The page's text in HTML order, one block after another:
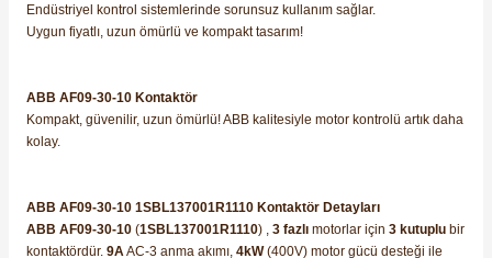
Endüstriyel kontrol sistemlerinde sorunsuz kullanım sağlar.
Uygun fiyatlı, uzun ömürlü ve kompakt tasarım!
ABB AF09-30-10 Kontaktör
Kompakt, güvenilir, uzun ömürlü! ABB kalitesiyle motor kontrolü artık daha
kolay.
ABB AF09-30-10 1SBL137001R1110 Kontaktör Detayları
ABB AF09-30-10 (1SBL137001R1110) , 3 fazlı motorlar için 3 kutuplu bir
kontaktördür. 9AAC-3 anma akımı, 4kW(400V) motor gücü desteği ile